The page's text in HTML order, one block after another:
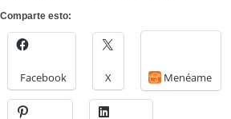
Comparte esto:
Facebook X Menéame